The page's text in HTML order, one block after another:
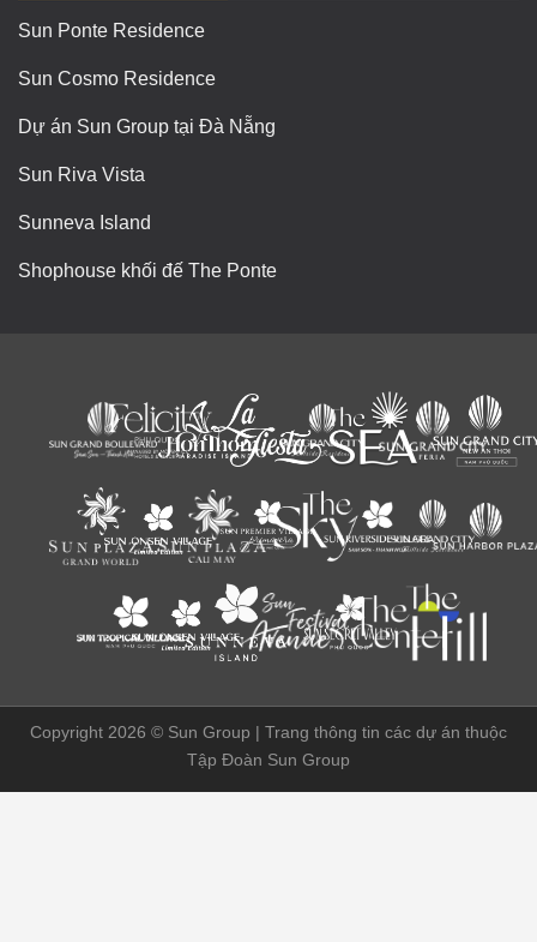
Sun Ponte Residence
Sun Cosmo Residence
Dự án Sun Group tại Đà Nẵng
Sun Riva Vista
Sunneva Island
Shophouse khối đế The Ponte
Copyright 2026 © Sun Group | Trang thông tin các dự án thuộc
Tập Đoàn Sun Group